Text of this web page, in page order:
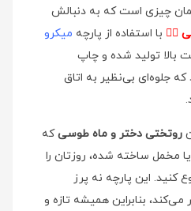
چیزی است که به دنبالش
👉🏻 با استفاده از پارچه میکرو
بالا تولید شده و چاپ
جلوه‌ای بی‌نظیر به اتاق
روتختی دختر و ماه طوسیکه
مخمل ساخته شده، روزتان را
این پارچه نه پرز
بنابراین همیشه تازه و